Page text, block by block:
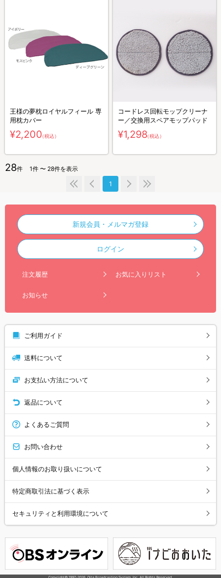
王様の夢枕ロイヤルフィール 専
用枕カバー
¥2,200（税込）
コードレス回転モップクリーナ
ー／交換用スペアモップパッド
¥1,298（税込）
28件 1件 〜 28件を表示
1
新規会員・メルマガ登録
ログイン
注文履歴 お気に入りリスト
お知らせ
ご利用ガイド
送料について
お支払い方法について
返品について
よくあるご質問
お問い合わせ
個人情報のお取り扱いについて
特定商取引法に基づく表示
セキュリティと利用環境について